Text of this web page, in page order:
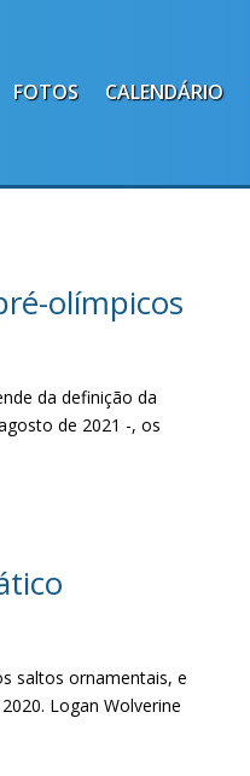
FOTOS CALENDÁRIO
olímpicos
da definição da
de 2021 -, os
saltos ornamentais, e
Logan Wolverine